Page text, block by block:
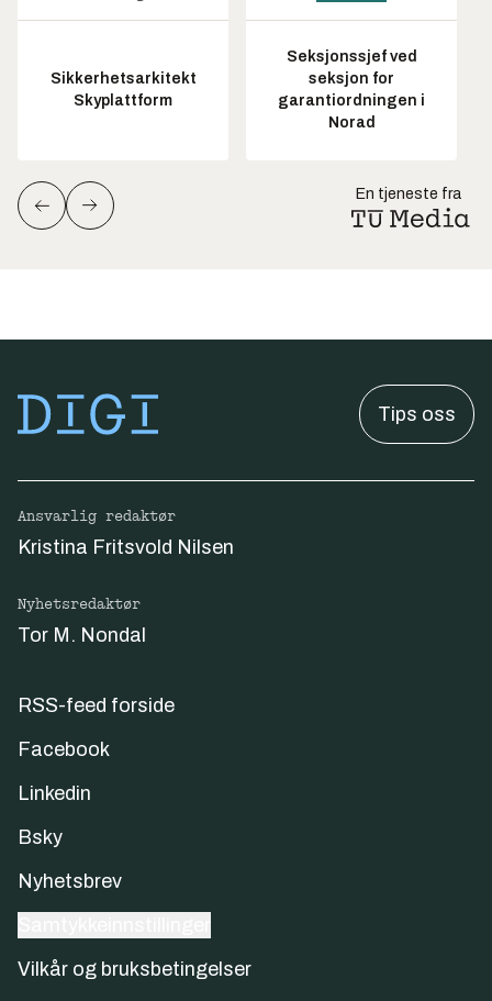
Sikkerhetsarkitekt
Skyplattform
Seksjonssjef ved
seksjon for
garantiordningen i
Norad
En tjeneste fra
Tips oss
Ansvarlig redaktør
Kristina Fritsvold Nilsen
Nyhetsredaktør
Tor M. Nondal
RSS-feed forside
Facebook
Linkedin
Bsky
Nyhetsbrev
Vilkår og bruksbetingelser